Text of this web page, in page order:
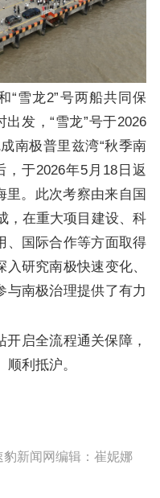
“雪龙2”号两船共同保
发，“雪龙”号于2026
南极普里兹湾“秋季南
于2026年5月18日返
里。此次考察由来自国
，在重大项目建设、科
、国际合作等方面取得
研究南极快速变化、
与南极治理提供了有力
启全流程通关保障，
利抵沪。
豹新闻网编辑：崔妮娜